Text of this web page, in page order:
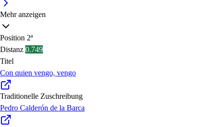
Mehr anzeigen
Position 2ª
Distanz 0.749
Titel
Con quien vengo, vengo
Traditionelle Zuschreibung
Pedro Calderón de la Barca